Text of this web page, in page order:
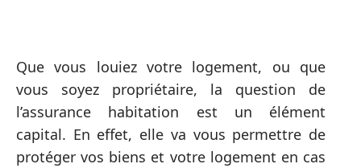
Que vous louiez votre logement, ou que
vous soyez propriétaire, la question de
l’assurance habitation est un élément
capital. En effet, elle va vous permettre de
protéger vos biens et votre logement en cas